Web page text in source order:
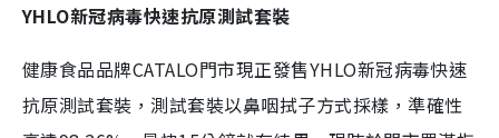
YHLO新冠病毒快速抗原測試套裝
健康食品品牌CATALO門市現正發售YHLO新冠病毒快速
抗原測試套裝，測試套裝以鼻咽拭子方式採樣，準確性